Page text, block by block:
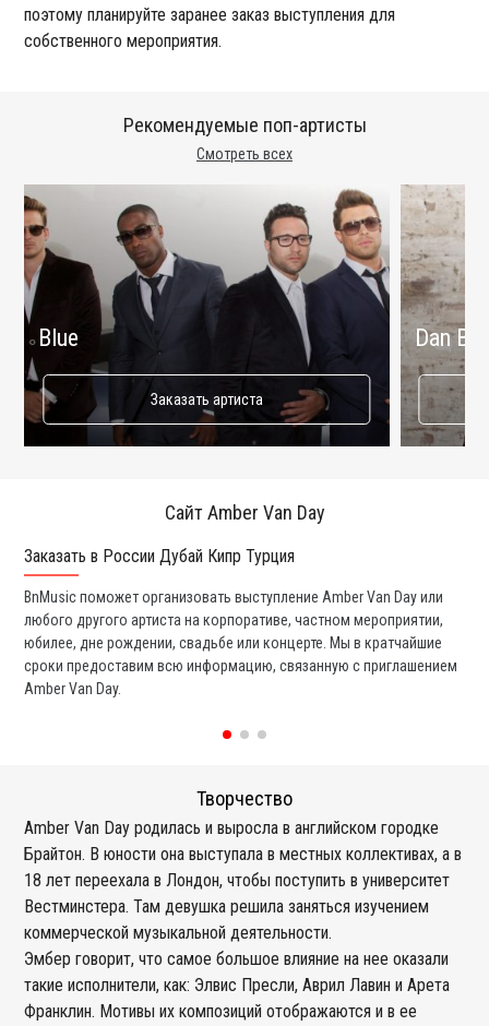
поэтому планируйте заранее заказ выступления для
собственного мероприятия.
Смотреть всех
Рекомендуемые поп-артисты
Blue
Заказать артиста
Dan
Сайт Amber Van Day
Заказать в России Дубай Кипр Турция
BnMusic поможет организовать выступление Amber Van Day или
любого другого артиста на корпоративе, частном мероприятии,
юбилее, дне рождении, свадьбе или концерте. Мы в кратчайшие
сроки предоставим всю информацию, связанную с приглашением
Amber Van Day.
Творчество
Amber Van Day родилась и выросла в английском городке
Брайтон. В юности она выступала в местных коллективах, а в
18 лет переехала в Лондон, чтобы поступить в университет
Вестминстера. Там девушка решила заняться изучением
коммерческой музыкальной деятельности.
Эмбер говорит, что самое большое влияние на нее оказали
такие исполнители, как: Элвис Пресли, Аврил Лавин и Арета
Франклин. Мотивы их композиций отображаются и в ее